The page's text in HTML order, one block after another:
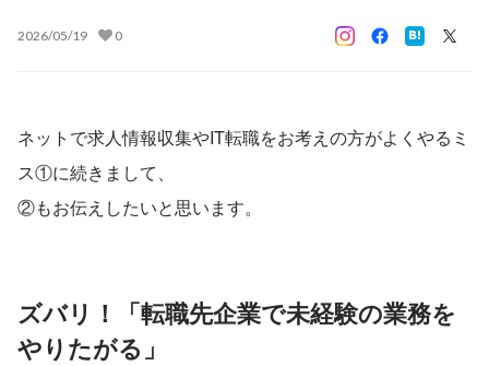
2026/05/19 0
ネットで求人情報収集やIT転職をお考えの方がよくやるミ
ス①に続きまして、
②もお伝えしたいと思います。
ズバリ！「転職先企業で未経験の業務を
やりたがる」